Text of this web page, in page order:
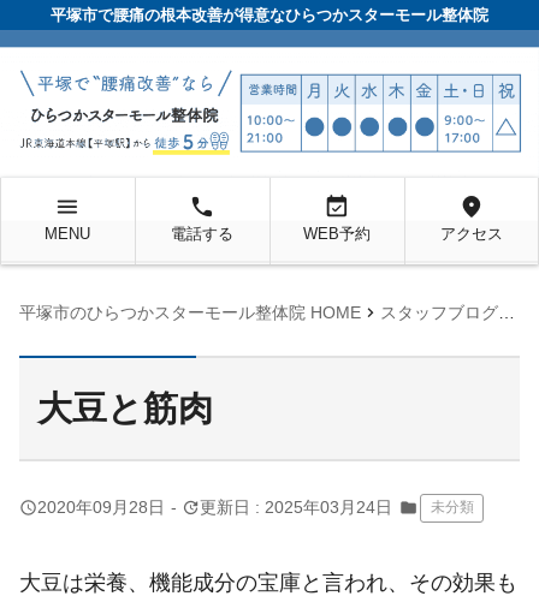
平塚市で腰痛の根本改善が得意なひらつかスターモール整体院
menu
MENU
local_phone
電話する
event_available
WEB予約
location_on
アクセス
平塚市のひらつかスターモール整体院 HOME chevron_right スタッフブログ
大豆と筋肉
query_builder2020年09月28日 - update更新日 : 2025年03月24日 folder 未分類
大豆は栄養、機能成分の宝庫と言われ、その効果も